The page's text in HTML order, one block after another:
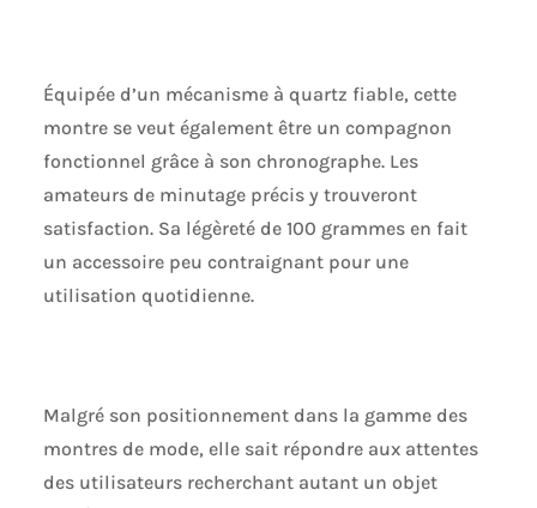
Équipée d’un mécanisme à quartz fiable, cette
montre se veut également être un compagnon
fonctionnel grâce à son chronographe. Les
amateurs de minutage précis y trouveront
satisfaction. Sa légèreté de 100 grammes en fait
un accessoire peu contraignant pour une
utilisation quotidienne.
Malgré son positionnement dans la gamme des
montres de mode, elle sait répondre aux attentes
des utilisateurs recherchant autant un objet